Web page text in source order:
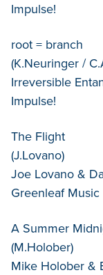
Impulse!
root = branch
(K.Neuringer /
Irreversible
Impulse!
The Flight
(J.Lovano)
Joe Lovano &
Greenleaf Music
A Summer
(M.Holober)
Mike Holober &